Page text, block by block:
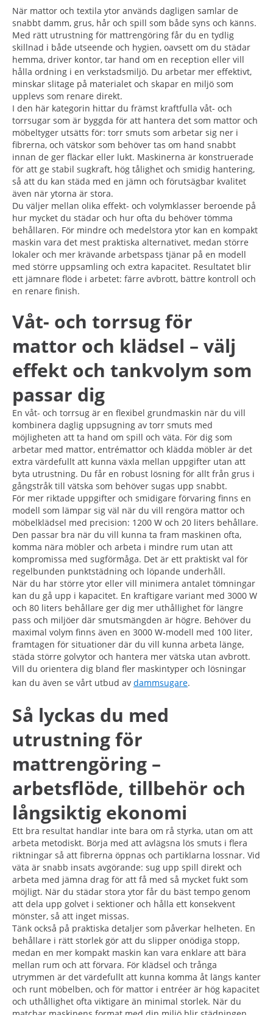
När mattor och textila ytor används dagligen samlar de
snabbt damm, grus, hår och spill som både syns och känns.
Med rätt utrustning för mattrengöring får du en tydlig
skillnad i både utseende och hygien, oavsett om du städar
hemma, driver kontor, tar hand om en reception eller vill
hålla ordning i en verkstadsmiljö. Du arbetar mer effektivt,
minskar slitage på materialet och skapar en miljö som
upplevs som renare direkt.
I den här kategorin hittar du främst kraftfulla våt- och
torrsugar som är byggda för att hantera det som mattor och
möbeltyger utsätts för: torr smuts som arbetar sig ner i
fibrerna, och vätskor som behöver tas om hand snabbt
innan de ger fläckar eller lukt. Maskinerna är konstruerade
för att ge stabil sugkraft, hög tålighet och smidig hantering,
så att du kan städa med en jämn och förutsägbar kvalitet
även när ytorna är stora.
Du väljer mellan olika effekt- och volymklasser beroende på
hur mycket du städar och hur ofta du behöver tömma
behållaren. För mindre och medelstora ytor kan en kompakt
maskin vara det mest praktiska alternativet, medan större
lokaler och mer krävande arbetspass tjänar på en modell
med större uppsamling och extra kapacitet. Resultatet blir
ett jämnare flöde i arbetet: färre avbrott, bättre kontroll och
en renare finish.
Våt- och torrsug för
mattor och klädsel – välj
effekt och tankvolym som
passar dig
En våt- och torrsug är en flexibel grundmaskin när du vill
kombinera daglig uppsugning av torr smuts med
möjligheten att ta hand om spill och väta. För dig som
arbetar med mattor, entrémattor och klädda möbler är det
extra värdefullt att kunna växla mellan uppgifter utan att
byta utrustning. Du får en robust lösning för allt från grus i
gångstråk till vätska som behöver sugas upp snabbt.
För mer riktade uppgifter och smidigare förvaring finns en
modell som lämpar sig väl när du vill rengöra mattor och
möbelklädsel med precision: 1200 W och 20 liters behållare.
Den passar bra när du vill kunna ta fram maskinen ofta,
komma nära möbler och arbeta i mindre rum utan att
kompromissa med sugförmåga. Det är ett praktiskt val för
regelbunden punktstädning och löpande underhåll.
När du har större ytor eller vill minimera antalet tömningar
kan du gå upp i kapacitet. En kraftigare variant med 3000 W
och 80 liters behållare ger dig mer uthållighet för längre
pass och miljöer där smutsmängden är högre. Behöver du
maximal volym finns även en 3000 W-modell med 100 liter,
framtagen för situationer där du vill kunna arbeta länge,
städa större golvytor och hantera mer vätska utan avbrott.
Vill du orientera dig bland fler maskintyper och lösningar
kan du även se vårt utbud av dammsugare.
Så lyckas du med
utrustning för
mattrengöring –
arbetsflöde, tillbehör och
långsiktig ekonomi
Ett bra resultat handlar inte bara om rå styrka, utan om att
arbeta metodiskt. Börja med att avlägsna lös smuts i flera
riktningar så att fibrerna öppnas och partiklarna lossnar. Vid
väta är snabb insats avgörande: sug upp spill direkt och
arbeta med jämna drag för att få med så mycket fukt som
möjligt. När du städar stora ytor får du bäst tempo genom
att dela upp golvet i sektioner och hålla ett konsekvent
mönster, så att inget missas.
Tänk också på praktiska detaljer som påverkar helheten. En
behållare i rätt storlek gör att du slipper onödiga stopp,
medan en mer kompakt maskin kan vara enklare att bära
mellan rum och att förvara. För klädsel och trånga
utrymmen är det värdefullt att kunna komma åt längs kanter
och runt möbelben, och för mattor i entréer är hög kapacitet
och uthållighet ofta viktigare än minimal storlek. När du